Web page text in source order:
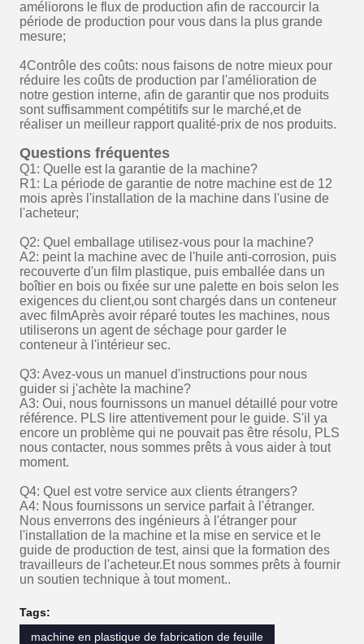
améliorons le flux de production afin de raccourcir la
période de production pour vous dans la plus grande
mesure;
4Contrôle des coûts: nous faisons de notre mieux pour
réduire les coûts de production par l'amélioration de
notre gestion interne, afin de garantir que nos produits
sont suffisamment compétitifs sur le marché,et de
réaliser un meilleur rapport qualité-prix de nos produits.
Questions fréquentes
Q1: Quelle est la garantie de la machine?
R1: La période de garantie de notre machine est de 12
mois après l'installation de la machine dans l'usine de
l'acheteur;
Q2: Quel emballage utilisez-vous pour la machine?
A2: peint la machine avec de l'huile anti-corrosion, puis
recouverte d'un film plastique, puis emballée dans un
boîtier en bois ou fixée sur une palette en bois selon les
exigences du client,ou sont chargés dans un conteneur
avec filmAprès avoir réparé toutes les machines, nous
utiliserons un agent de séchage pour garder le
conteneur à l'intérieur sec.
Q3: Avez-vous un manuel d'instructions pour nous
guider si j'achète la machine?
A3: Oui, nous fournissons un manuel détaillé pour votre
référence. PLS lire attentivement pour le guide. S'il ya
encore un problème qui ne pouvait pas être résolu, PLS
nous contacter, nous sommes prêts à vous aider à tout
moment.
Q4: Quel est votre service aux clients étrangers?
A4: Nous fournissons un service parfait à l'étranger.
Nous enverrons des ingénieurs à l'étranger pour
l'installation de la machine et la mise en service et le
guide de production de test, ainsi que la formation des
travailleurs de l'acheteur.Et nous sommes prêts à fournir
un soutien technique à tout moment..
Tags:
machine en plastique de fabrication de feuille